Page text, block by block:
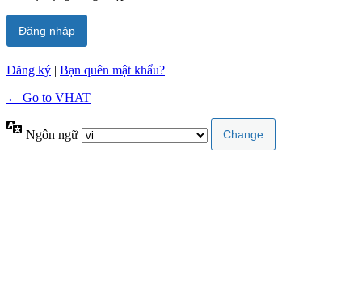
Đăng ký | Bạn quên mật khẩu?
← Go to VHAT
Ngôn ngữ